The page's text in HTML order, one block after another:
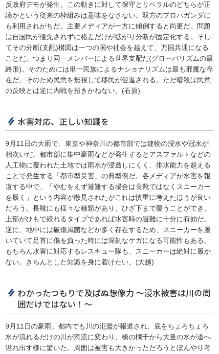
反政府デモが発生。この動きに対して保守とリベラルのどちらが正
論かという従来の枠組みは意味をなさない。双方のプロパガンダに
も利用されがちだ。主要メディアが一方に傾倒すると尚更だ。問題
は自国民が優先されずに格差だけが拡がり分断が固定化する。そし
てその分断(支配)構図は一つの国や社会を越えて、万国共通になる
ことだ。つまり同一メンバーによる世界支配だ(グローバリズムの最
終形)。そのためには単一民族によるナショナリズムは最も邪魔な存
在だ。そのため民意を無視して移民が促進される。ただ暗殺は民意
の反映とは逆に内戦を招きかねない。(石原)
水害対応、正しい知識を
9月11日の大雨で、東京や神奈川の都市部では建物の浸水や冠水が
相次いだ。都市部に集中豪雨などが発生するとアスファルトなどの
人工物に覆われた土地では雨水が浸透しにくく、排水能力を超える
ことで発生する「都市型災害」の典型例だ。各メディアが水害を報
道する中で、「やむをえず避難する場合は長靴ではなくスニーカー
を履く」という内容が散見されたがこれは慎重に考えたほうが良い
だろう。長靴にも様々な種類があり、ひざ下まで覆うことができ、
上部がひもで絞れるタイプであれば水害時の避難に十分に有効だ。
逆に、地中には破傷風菌などが多く存在するため、スニーカーを履
いていて足首に傷を負った時には深刻なケガになる可能性もある。
もちろん水害に対応するレスキュー隊も、スニーカーは絶対に履か
ない。きちんとした知識を身に着けたい。(大越)
わかったつもりで及ばぬ想像力 ～浸水被害は川の周
囲だけではない！～
9月11日の豪雨。都内でも川の氾濫が報道され、底をちょろちょろ
水が流れるだけの川が濁流に変わり、橋の欄干から大量の水が道へ
溢れ出す様に驚いた。周囲は被害も大きかっただろうとぼんやり考